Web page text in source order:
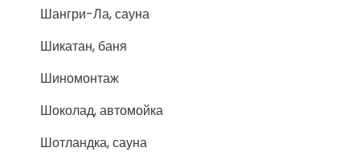
Шангри-Ла, сауна
Шикатан, баня
Шиномонтаж
Шоколад, автомойка
Шотландка, сауна